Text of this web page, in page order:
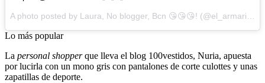
Lo más popular
La personal shopperque lleva el blog 100vestidos, Nuria, apuesta
por lucirla con un mono gris con pantalones de corte culottes y unas
zapatillas de deporte.